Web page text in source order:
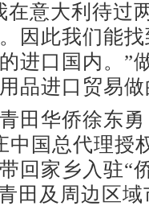
在意大利待过
因此我们能
进口国内。”
品进口贸易
华侨徐东勇
中国总代理授
回家乡入驻“
田及周边区